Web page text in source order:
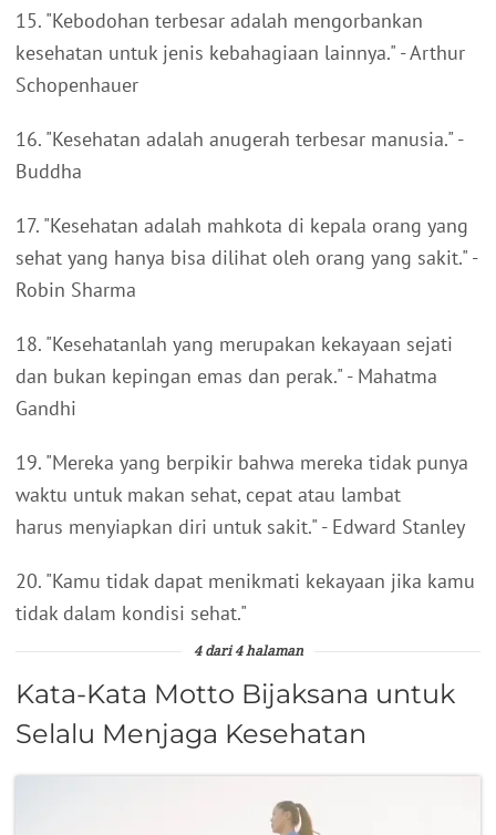
15. "Kebodohan terbesar adalah mengorbankan
kesehatan untuk jenis kebahagiaan lainnya." - Arthur
Schopenhauer
16. "Kesehatan adalah anugerah terbesar manusia." -
Buddha
17. "Kesehatan adalah mahkota di kepala orang yang
sehat yang hanya bisa dilihat oleh orang yang sakit." -
Robin Sharma
18. "Kesehatanlah yang merupakan kekayaan sejati
dan bukan kepingan emas dan perak." - Mahatma
Gandhi
19. "Mereka yang berpikir bahwa mereka tidak punya
waktu untuk makan sehat, cepat atau lambat
harus menyiapkan diri untuk sakit." - Edward Stanley
20. "Kamu tidak dapat menikmati kekayaan jika kamu
tidak dalam kondisi sehat."
4 dari 4 halaman
Kata-Kata Motto Bijaksana untuk
Selalu Menjaga Kesehatan